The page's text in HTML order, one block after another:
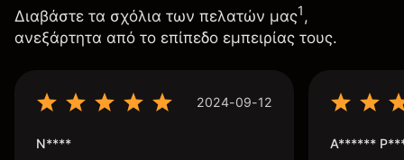
Διαβάστε τα σχόλια των πελατών μας1,
ανεξάρτητα από το επίπεδο εμπειρίας τους.
2024-09-12
N**** A******